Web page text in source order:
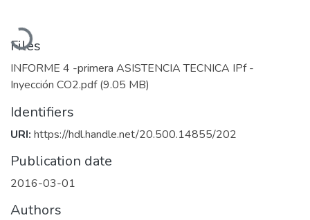
Loading...
Files
INFORME 4 -primera ASISTENCIA TECNICA IPf -
Inyección CO2.pdf(9.05 MB)
Identifiers
URI: https://hdl.handle.net/20.500.14855/202
Publication date
2016-03-01
Authors